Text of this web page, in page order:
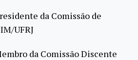
da Comissão de
UFRJ
da Comissão Discente